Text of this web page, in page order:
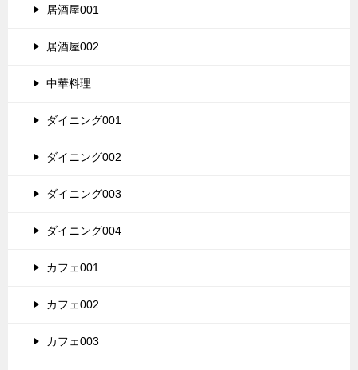
居酒屋001
居酒屋002
中華料理
ダイニング001
ダイニング002
ダイニング003
ダイニング004
カフェ001
カフェ002
カフェ003